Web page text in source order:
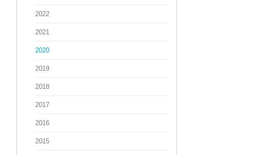
2022
2021
2020
2019
2018
2017
2016
2015